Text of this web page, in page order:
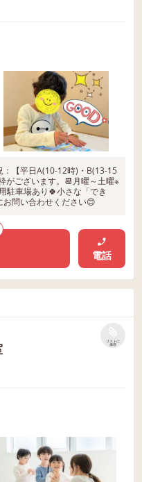
【平日A(10-12時)・B(13-15
がございます。📆月曜～土曜※
駐車場あり🍀小さな「でき
問い合わせください😊
電話
リストに
保存